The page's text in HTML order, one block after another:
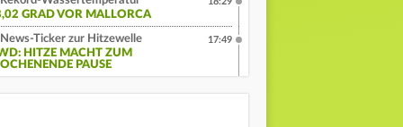
GRAD VOR MALLORCA
News-Ticker zur Hitzewelle
HITZE MACHT ZUM
PAUSE
17:49